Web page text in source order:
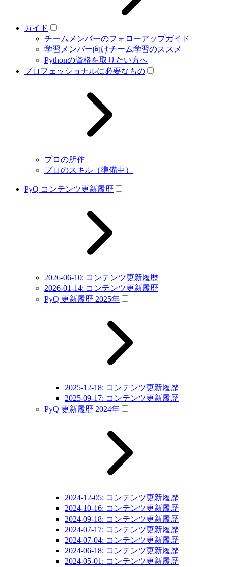
ガイド
チームメンバーのフォローアップガイド
学習メンバー向けチーム学習のススメ
Pythonの資格を取りたい方へ
プロフェッショナルに必要なもの
プロの所作
プロのスキル（準備中）
PyQ コンテンツ更新履歴
2026-06-10: コンテンツ更新履歴
2026-01-14: コンテンツ更新履歴
PyQ 更新履歴 2025年
2025-12-18: コンテンツ更新履歴
2025-09-17: コンテンツ更新履歴
PyQ 更新履歴 2024年
2024-12-05: コンテンツ更新履歴
2024-10-16: コンテンツ更新履歴
2024-09-18: コンテンツ更新履歴
2024-07-17: コンテンツ更新履歴
2024-07-04: コンテンツ更新履歴
2024-06-18: コンテンツ更新履歴
2024-05-01: コンテンツ更新履歴